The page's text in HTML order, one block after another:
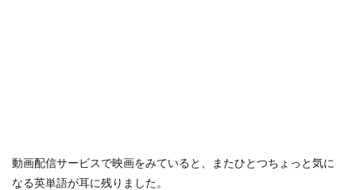
動画配信サービスで映画をみていると、またひとつちょっと気に
なる英単語が耳に残りました。